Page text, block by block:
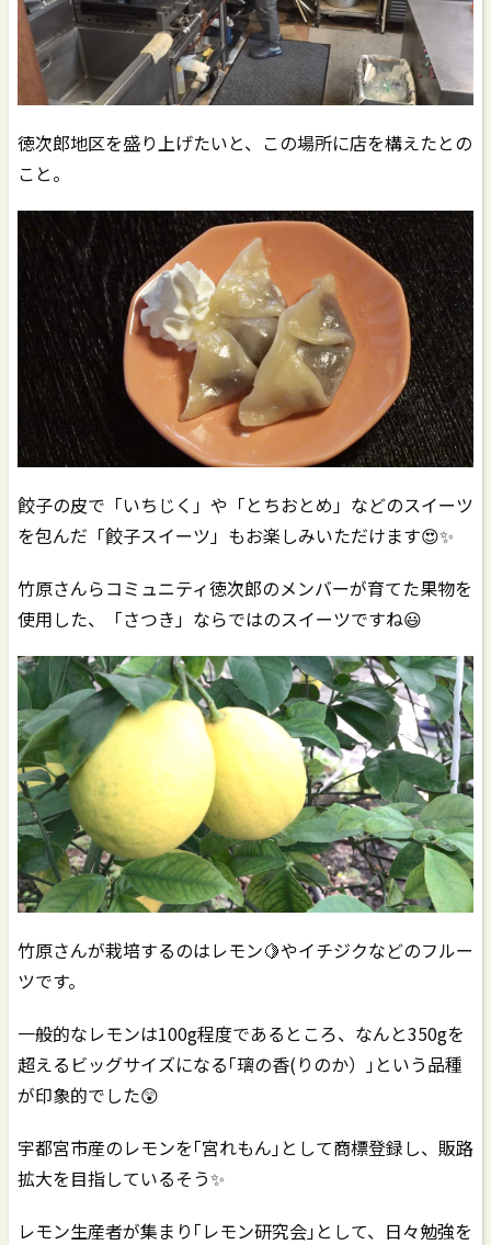
徳次郎地区を盛り上げたいと、この場所に店を構えたとの
こと。
餃子の皮で「いちじく」や「とちおとめ」などのスイーツ
を包んだ「餃子スイーツ」もお楽しみいただけます😍✨
竹原さんらコミュニティ徳次郎のメンバーが育てた果物を
使用した、「さつき」ならではのスイーツですね😃
竹原さんが栽培するのはレモン🍋やイチジクなどのフルー
ツです。
一般的なレモンは100g程度であるところ、なんと350gを
超えるビッグサイズになる｢璃の香(りのか）｣という品種
が印象的でした😲
宇都宮市産のレモンを｢宮れもん｣として商標登録し、販路
拡大を目指しているそう✨
レモン生産者が集まり｢レモン研究会｣として、日々勉強を